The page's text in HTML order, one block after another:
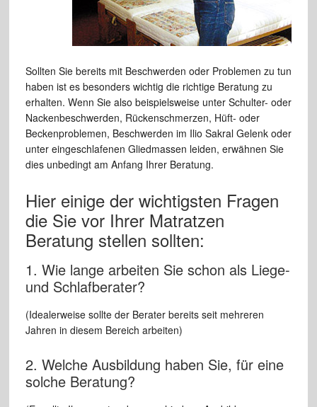
Sollten Sie bereits mit Beschwerden oder Problemen zu tun
haben ist es besonders wichtig die richtige Beratung zu
erhalten. Wenn Sie also beispielsweise unter Schulter- oder
Nackenbeschwerden, Rückenschmerzen, Hüft- oder
Beckenproblemen, Beschwerden im Ilio Sakral Gelenk oder
unter eingeschlafenen Gliedmassen leiden, erwähnen Sie
dies unbedingt am Anfang Ihrer Beratung.
Hier einige der wichtigsten Fragen
die Sie vor Ihrer Matratzen
Beratung stellen sollten:
1. Wie lange arbeiten Sie schon als Liege-
und Schlafberater?
(Idealerweise sollte der Berater bereits seit mehreren
Jahren in diesem Bereich arbeiten)
2. Welche Ausbildung haben Sie, für eine
solche Beratung?